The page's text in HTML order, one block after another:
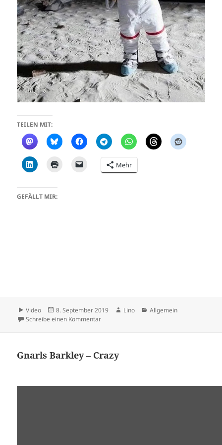
TEILEN MIT:
Mehr
GEFÄLLT MIR:
Format
Video
Veröffentlicht
am
8. September 2019 Autor
Lino Kategorien
Allgemein
Schreibe einen Kommentarzu Urlaub vorbei …
Gnarls Barkley – Crazy